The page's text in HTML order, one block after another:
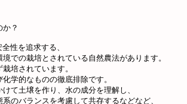
か？
性を追求する、
での栽培とされている自然農法があります。
培されています。
学的なものの徹底排除です。
て土壌を作り、水の成分を理解し、
のバランスを考慮して共存するなどなど、